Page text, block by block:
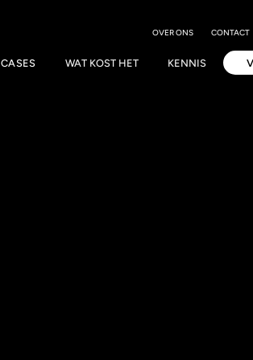
OVER ONS CONTACT
CASES WAT KOST HET KENNIS